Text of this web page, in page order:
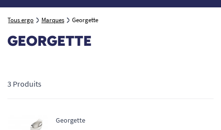
Tous ergo Marques Georgette
GEORGETTE
3 Produits
Georgette